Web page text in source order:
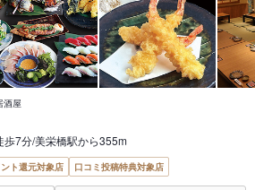
酒屋
歩7分/美栄橋駅から355m
ト還元対象店 口コミ投稿特典対象店